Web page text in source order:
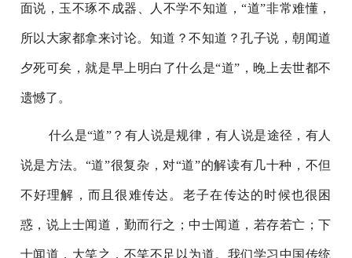
面说，玉不琢不成器、人不学不知道，“道”非常难懂，
所以大家都拿来讨论。知道？不知道？孔子说，朝闻道
夕死可矣，就是早上明白了什么是“道”，晚上去世都不
遗憾了。
什么是“道”？有人说是规律，有人说是途径，有人
说是方法。“道”很复杂，对“道”的解读有几十种，不但
不好理解，而且很难传达。老子在传达的时候也很困
惑，说上士闻道，勤而行之；中士闻道，若存若亡；下
士闻道，大笑之，不笑不足以为道。我们学习中国传统